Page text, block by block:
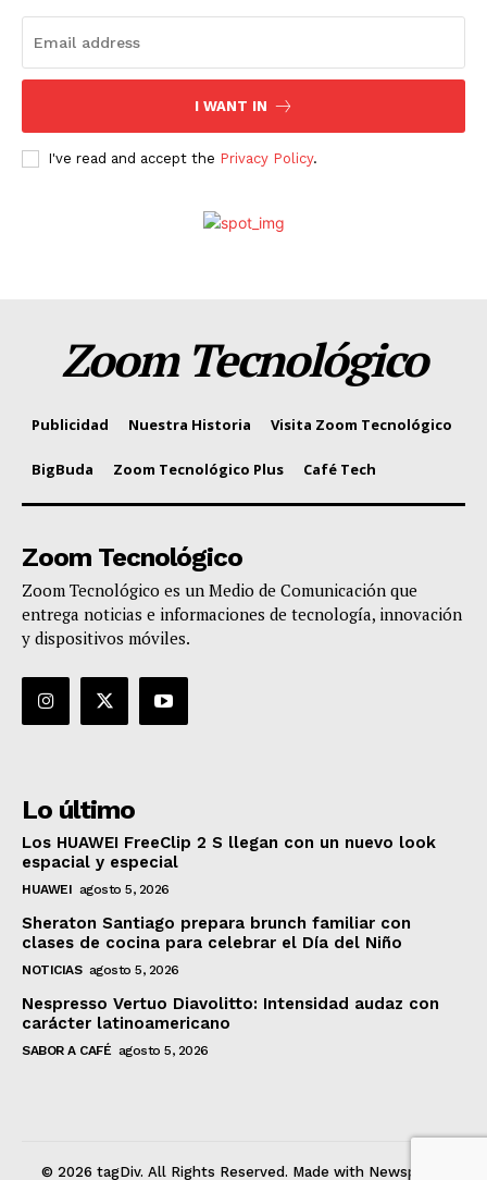
I WANT IN
I've read and accept the Privacy Policy.
Zoom Tecnológico
Publicidad Nuestra Historia Visita Zoom Tecnológico
BigBuda Zoom Tecnológico Plus Café Tech
Zoom Tecnológico
Zoom Tecnológico es un Medio de Comunicación que
entrega noticias e informaciones de tecnología, innovación
y dispositivos móviles.
Lo último
Los HUAWEI FreeClip 2 S llegan con un nuevo look
espacial y especial
HUAWEI agosto 5, 2026
Sheraton Santiago prepara brunch familiar con
clases de cocina para celebrar el Día del Niño
NOTICIAS agosto 5, 2026
Nespresso Vertuo Diavolitto: Intensidad audaz con
carácter latinoamericano
SABOR A CAFÉ agosto 5, 2026
© 2026 tagDiv. All Rights Reserved. Made with Newspaper